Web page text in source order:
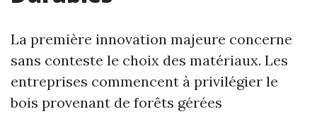
La première innovation majeure concerne
sans conteste le choix des matériaux. Les
entreprises commencent à privilégier le
bois provenant de forêts gérées